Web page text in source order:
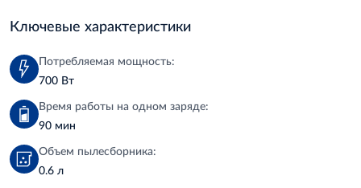
Ключевые характеристики
Потребляемая мощность:
700 Вт
Время работы на одном заряде:
90 мин
Объем пылесборника:
0.6 л